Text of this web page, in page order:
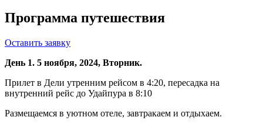
Программа путешествия
Оставить заявку
День 1. 5 ноября, 2024, Вторник.
Прилет в Дели утренним рейсом в 4:20, пересадка на
внутренний рейс до Удайпура в 8:10
Размещаемся в уютном отеле, завтракаем и отдыхаем.